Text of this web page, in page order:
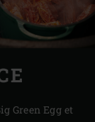
Green Egg et